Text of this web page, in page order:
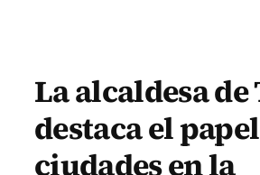
La alcaldesa de
destaca el
ciudades en la